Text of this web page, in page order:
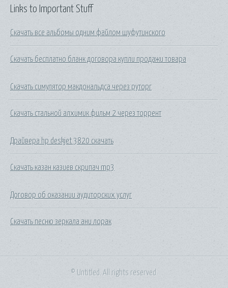
Links to Important Stuff
Скачать все альбомы одним файлом шуфутинского
Скачать бесплатно бланк договора купли продажи товара
Скачать симулятор макдональдса через руторг
Скачать стальной алхимик фильм 2 через торрент
Драйвера hp deskjet 3820 скачать
Скачать казан казиев скрипач mp3
Договор об оказании аудиторских услуг
Скачать песню зеркала ани лорак
© Untitled. All rights reserved.